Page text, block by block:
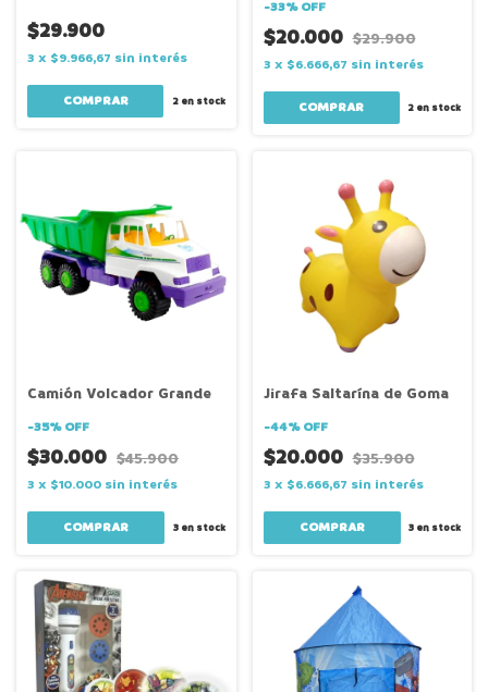
$29.900
3 x $9.966,67 sin interés
2en stock
-33%OFF
$20.000 $29.900
3 x $6.666,67 sin interés
2 en stock
Camión Volcador Grande
-35%OFF
$30.000 $45.900
3 x $10.000 sin interés
3en stock
Jirafa Saltarína de Goma
-44%OFF
$20.000 $35.900
3 x $6.666,67 sin interés
3 en stock